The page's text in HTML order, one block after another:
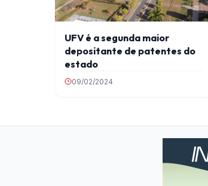
UFV é a segunda maior
depositante de patentes do
estado
09/02/2024